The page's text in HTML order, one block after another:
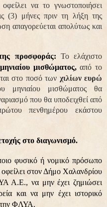
να το γνωστοποιήσει
(3) μήνες πριν τη λήξη της
απαγορεύεται απολύτως και
προσφοράς: Το ελάχιστο
μηνιαίου μισθώματος,από το
στο ποσό των χιλίων ευρώ
μισθώματος θα
που θα υποδειχθεί από
πενθημέρου εκάστου
στο διαγωνισμό.
φυσικό ή νομικό πρόσωπο
στον Δήμο Χαλανδρίου
Α.Ε., να μην έχει ζημιώσει
και να μην έχει ιστορικό
την ΦΛΥΑ.